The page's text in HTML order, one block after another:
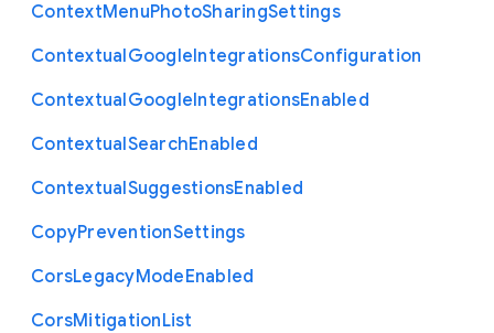
ContextMenuPhotoSharingSettings
ContextualGoogleIntegrationsConfiguration
ContextualGoogleIntegrationsEnabled
ContextualSearchEnabled
ContextualSuggestionsEnabled
CopyPreventionSettings
CorsLegacyModeEnabled
CorsMitigationList